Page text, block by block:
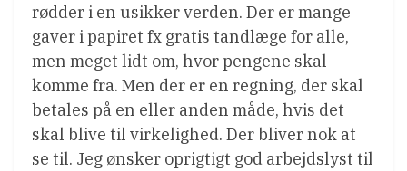
rødder i en usikker verden. Der er mange
gaver i papiret fx gratis tandlæge for alle,
men meget lidt om, hvor pengene skal
komme fra. Men der er en regning, der skal
betales på en eller anden måde, hvis det
skal blive til virkelighed. Der bliver nok at
se til. Jeg ønsker oprigtigt god arbejdslyst til